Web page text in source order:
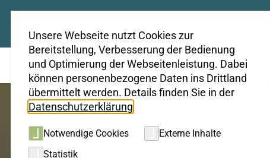
Unsere Webseite nutzt Cookies zur
Bereitstellung, Verbesserung der Bedienung
und Optimierung der Webseitenleistung. Dabei
können personenbezogene Daten ins Drittland
übermittelt werden. Details finden Sie in der
Datenschutzerklärung.
Notwendige Cookies
Externe Inhalte
Statistik